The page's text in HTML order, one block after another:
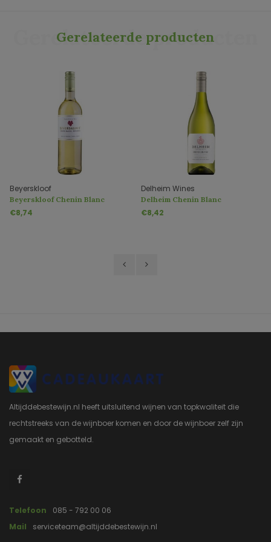
Gerelateerde producten
Gerelateerde producten
Beyerskloof
Beyerskloof Chenin Blanc
Pinotage
€8,74
Delheim Wines
Delheim Chenin Blanc
Unwooded
€8,42
Altijddebestewijn.nl heeft uitsluitend wijnen van topkwaliteit die
rechtstreeks van de wijnboer komen en door de wijnboer zelf zijn
gemaakt en gebotteld.
Telefoon
085 - 792 00 06
Mail
serviceteam@altijddebestewijn.nl